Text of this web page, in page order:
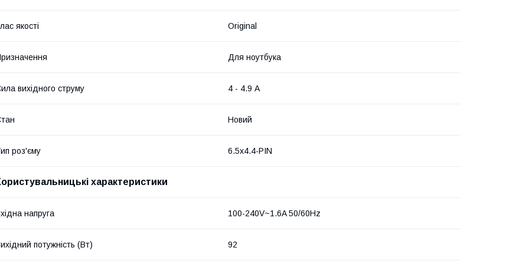
якості Original
Для ноутбука
вихідного струму 4 - 4.9 А
Новий
роз'єму 6.5х4.4-PIN
характеристики
напруга 100-240V~1.6A 50/60Hz
потужність (Вт) 92